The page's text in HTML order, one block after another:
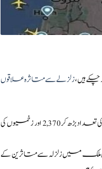
زلزلے سے متاثرہ علاقوں
الجزیرہ نے بدھ 19 فروری کی صبح اعلان کیا کہ شام کے زلزلے میں ہلاک ہونے والوں کی تعداد بڑھ کر 2,370 اور زخمیوں کی
میں زلزلہ سے متاثرین کے